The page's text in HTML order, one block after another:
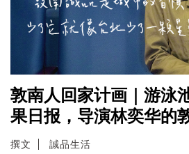
敦南人回家计画｜游泳
果日报，导演林奕华的
撰文 誠品生活